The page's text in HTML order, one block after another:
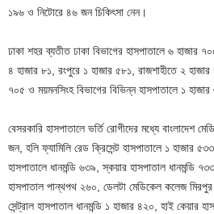
১৯৬ ও নিটোরে ৪৬ জন চিকিৎসা নেন।
ঢাকা শহর ব্যতীত ঢাকা বিভাগের হাসপাতালে ৬ হাজার
৪ হাজার ৮১, রংপুরে ১ হাজার ৫৮১, রাজশাহীতে ২
৭০৫ ও ময়মনসিংহ বিভাগের বিভিন্ন হাসপাতালে ১
বেসরকারি হাসপাতালে ভর্তি রোগীদের মধ্যে বাংলাদেশ
জন, হলি ফ্যামিলি রেড ক্রিসেন্ট হাসপাতালে ১ হাজার
হাসপাতালে ধানমন্ডি ৬৩৯, স্কয়ার হাসপাতাল ধানমন্ডি
হাসপাতাল পান্থপথ ২৬০, ডেলটা মেডিকেল কলেজ
সেন্ট্রাল হাসপাতাল ধানমন্ডি ১ হাজার ৪২০, হাই কেয়ার